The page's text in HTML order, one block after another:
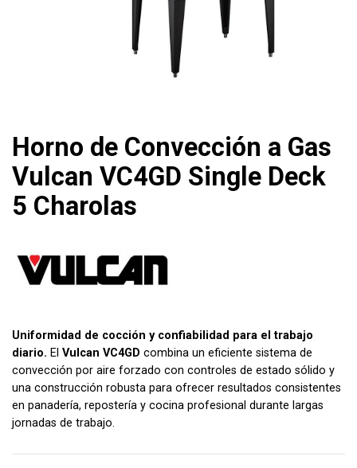
Horno de Convección a Gas
Vulcan VC4GD Single Deck
5 Charolas
Uniformidad de cocción y confiabilidad para el trabajo
diario. El Vulcan VC4GD combina un eficiente sistema de
convección por aire forzado con controles de estado sólido y
una construcción robusta para ofrecer resultados consistentes
en panadería, repostería y cocina profesional durante largas
jornadas de trabajo.